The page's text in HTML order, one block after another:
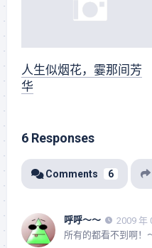
人生似烟花，霎那间芳
华
6 Responses
Comments 6
呼呼～～
2009 年
所有的都看不到啊！